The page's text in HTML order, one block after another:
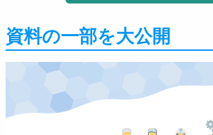
資料の一部を大公開